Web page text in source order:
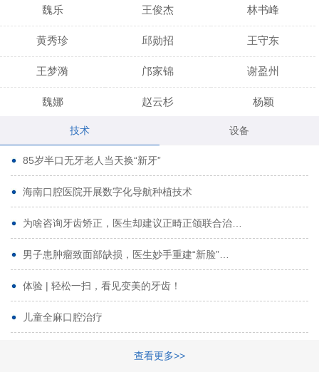
魏乐 王俊杰 林书峰
黄秀珍 邱勋招 王守东
王梦漪 邝家锦 谢盈州
魏娜 赵云杉 杨颖
黄启龙
代艳虹 林芳诚
曹香林 姜炳华
姚宗将 梁春晓
林夏羽 颜晶
路娜 商晔
周碧玲
技术 设备
85岁半口无牙老人当天换“新牙”
海南口腔医院开展数字化导航种植技术
为啥咨询牙齿矫正，医生却建议正畸正颌联合治…
男子患肿瘤致面部缺损，医生妙手重建“新脸”…
体验 | 轻松一扫，看见变美的牙齿！
儿童全麻口腔治疗
查看更多>>